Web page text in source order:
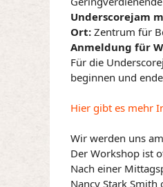
Underscorejam
Ort: Zentrum für
Anmeldung für
Für die
beginnen und
Hier gibt es mehr
Wir werden uns
Der Workshop ist
Nach einer
Nancy Stark